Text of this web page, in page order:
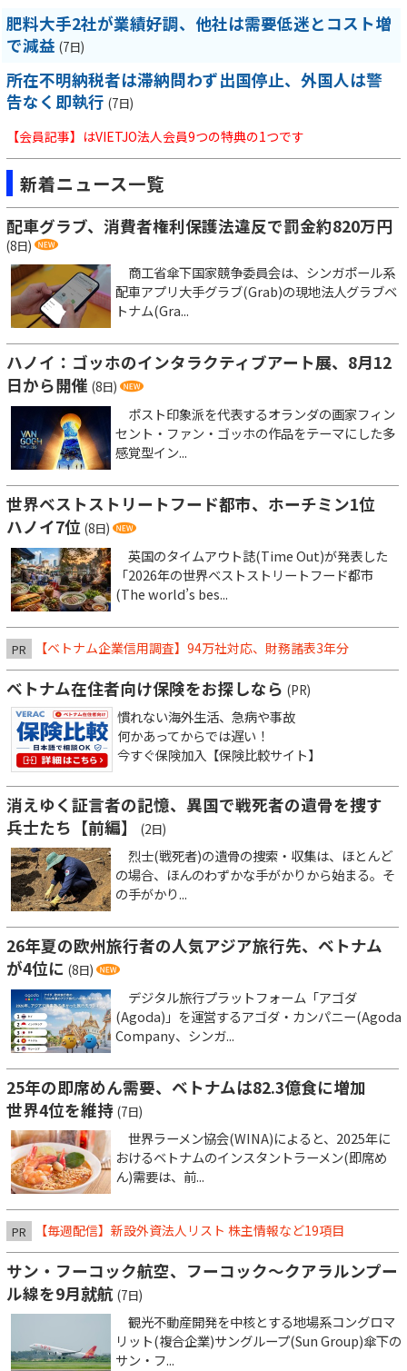
肥料大手2社が業績好調、他社は需要低迷とコスト増
で減益 (7日)
所在不明納税者は滞納問わず出国停止、外国人は警
告なく即執行 (7日)
【会員記事】はVIETJO法人会員9つの特典の1つです
新着ニュース一覧
配車グラブ、消費者権利保護法違反で罰金約820万円
(8日)
商工省傘下国家競争委員会は、シンガポール系
配車アプリ大手グラブ(Grab)の現地法人グラブベ
トナム(Gra...
ハノイ：ゴッホのインタラクティブアート展、8月12
日から開催 (8日)
ポスト印象派を代表するオランダの画家フィン
セント・ファン・ゴッホの作品をテーマにした多
感覚型イン...
世界ベストストリートフード都市、ホーチミン1位
ハノイ7位 (8日)
英国のタイムアウト誌(Time Out)が発表した
「2026年の世界ベストストリートフード都市
(The world’s bes...
PR 【ベトナム企業信用調査】94万社対応、財務諸表3年分
ベトナム在住者向け保険をお探しなら (PR)
慣れない海外生活、急病や事故
何かあってからでは遅い！
今すぐ保険加入【保険比較サイト】
消えゆく証言者の記憶、異国で戦死者の遺骨を捜す
兵士たち【前編】
(2日)
烈士(戦死者)の遺骨の捜索・収集は、ほとんど
の場合、ほんのわずかな手がかりから始まる。そ
の手がかり...
26年夏の欧州旅行者の人気アジア旅行先、ベトナム
が4位に (8日)
デジタル旅行プラットフォーム「アゴダ
(Agoda)」を運営するアゴダ・カンパニー(Agoda
Company、シンガ...
25年の即席めん需要、ベトナムは82.3億食に増加
世界4位を維持 (7日)
世界ラーメン協会(WINA)によると、2025年に
おけるベトナムのインスタントラーメン(即席め
ん)需要は、前...
PR 【毎週配信】新設外資法人リスト 株主情報など19項目
サン・フーコック航空、フーコック～クアラルンプー
ル線を9月就航 (7日)
観光不動産開発を中核とする地場系コングロマ
リット(複合企業)サングループ(Sun Group)傘下の
サン・フ...